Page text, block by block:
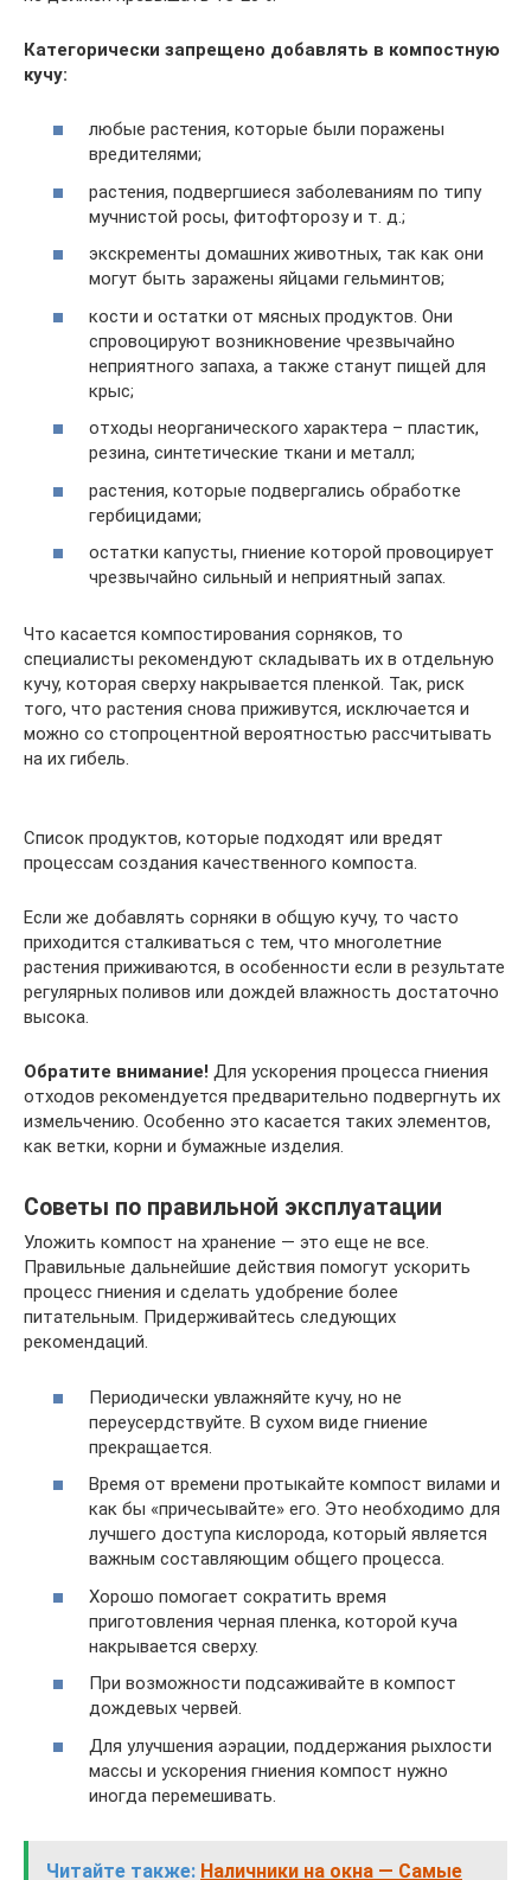
Категорически запрещено добавлять в компостную
кучу:
любые растения, которые были поражены
вредителями;
растения, подвергшиеся заболеваниям по типу
мучнистой росы, фитофторозу и т. д.;
экскременты домашних животных, так как они
могут быть заражены яйцами гельминтов;
кости и остатки от мясных продуктов. Они
спровоцируют возникновение чрезвычайно
неприятного запаха, а также станут пищей для
крыс;
отходы неорганического характера – пластик,
резина, синтетические ткани и металл;
растения, которые подвергались обработке
гербицидами;
остатки капусты, гниение которой провоцирует
чрезвычайно сильный и неприятный запах.
Что касается компостирования сорняков, то
специалисты рекомендуют складывать их в отдельную
кучу, которая сверху накрывается пленкой. Так, риск
того, что растения снова приживутся, исключается и
можно со стопроцентной вероятностью рассчитывать
на их гибель.
Список продуктов, которые подходят или вредят
процессам создания качественного компоста.
Если же добавлять сорняки в общую кучу, то часто
приходится сталкиваться с тем, что многолетние
растения приживаются, в особенности если в результате
регулярных поливов или дождей влажность достаточно
высока.
Обратите внимание! Для ускорения процесса гниения
отходов рекомендуется предварительно подвергнуть их
измельчению. Особенно это касается таких элементов,
как ветки, корни и бумажные изделия.
Советы по правильной эксплуатации
Уложить компост на хранение — это еще не все.
Правильные дальнейшие действия помогут ускорить
процесс гниения и сделать удобрение более
питательным. Придерживайтесь следующих
рекомендаций.
Периодически увлажняйте кучу, но не
переусердствуйте. В сухом виде гниение
прекращается.
Время от времени протыкайте компост вилами и
как бы «причесывайте» его. Это необходимо для
лучшего доступа кислорода, который является
важным составляющим общего процесса.
Хорошо помогает сократить время
приготовления черная пленка, которой куча
накрывается сверху.
При возможности подсаживайте в компост
дождевых червей.
Для улучшения аэрации, поддержания рыхлости
массы и ускорения гниения компост нужно
иногда перемешивать.
Читайте также: Наличники на окна — Самые